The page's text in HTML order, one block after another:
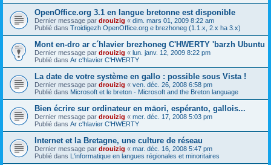
OpenOffice.org 3.1 en langue bretonne est disponible
Dernier message par drouizig « dim. mars 01, 2009 8:22 am
Publié dans Troidigezh OpenOffice.org e brezhoneg (1.1.x, 2.x ha 3.x)
Mont en-dro ar c´hlavier brezhoneg C'HWERTY 'barzh Ubuntu
Dernier message par drouizig « lun. janv. 12, 2009 8:22 pm
Publié dans Ar c'hlavier C'HWERTY
La date de votre système en gallo : possible sous Vista !
Dernier message par drouizig « ven. déc. 26, 2008 6:58 pm
Publié dans Microsoft et le breton - Microsoft and the Breton language
Bien écrire sur ordinateur en māori, espéranto, gallois...
Dernier message par drouizig « mer. déc. 17, 2008 5:03 pm
Publié dans Ar c'hlavier C'HWERTY
Internet et la Bretagne, une culture de réseau
Dernier message par drouizig « mar. déc. 16, 2008 5:47 pm
Publié dans L'informatique en langues régionales et minoritaires